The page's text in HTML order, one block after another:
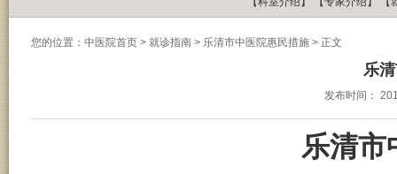
您的位置： 中医院首页 > 就诊指南 > 乐清市中医院惠民措施 > 正文
乐
发布时间：
乐清市